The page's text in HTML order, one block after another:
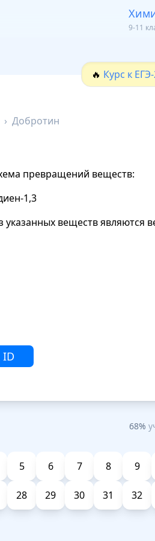
9-11
🔥 Курс к
› Добротин
превращений веществ:
1,3
указанных веществ являются
ID
68%
5 6 7 8 9
28 29 30 31 32